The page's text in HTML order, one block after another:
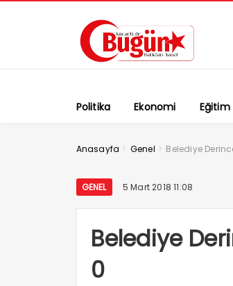
Politika Ekonomi Eğitim
Anasayfa > Genel > Belediye
GENEL 5 Mart 2018 11:08
Belediye
0